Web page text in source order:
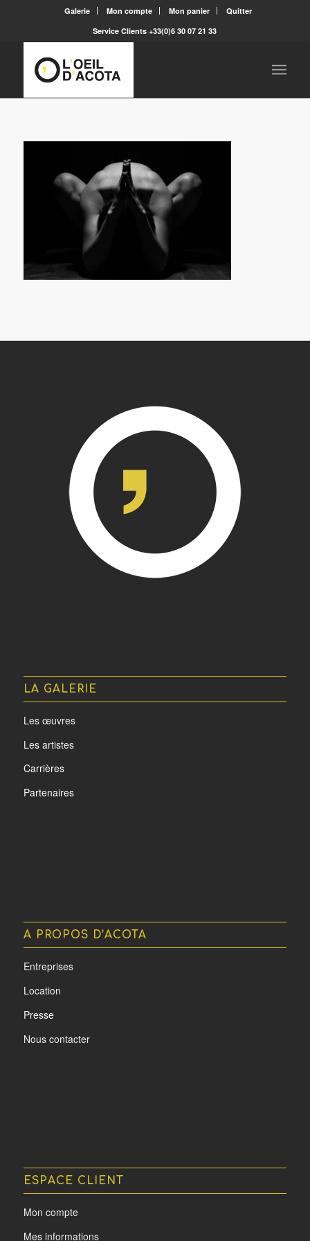
Galerie Mon compte Mon panier
Quitter
Service Clients +33(0)6 30 07 21 33
LA GALERIE
Les œuvres
Les artistes
Carrières
Partenaires
A PROPOS D’ACOTA
Entreprises
Location
Presse
Nous contacter
ESPACE CLIENT
Mon compte
Mes informations